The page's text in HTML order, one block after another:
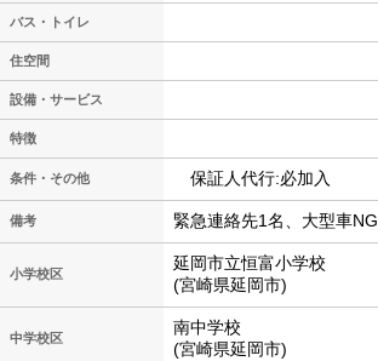
バス・トイレ
住空間
設備・サービス
特徴
条件・その他 保証人代行:必加入
備考 緊急連絡先1名、大型車NG
小学校区
延岡市立恒富小学校
(宮崎県延岡市)
中学校区
南中学校
(宮崎県延岡市)